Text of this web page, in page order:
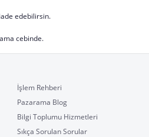
edebilirsin.
cebinde.
İşlem Rehberi
Pazarama Blog
Bilgi Toplumu Hizmetleri
Sıkça Sorulan Sorular